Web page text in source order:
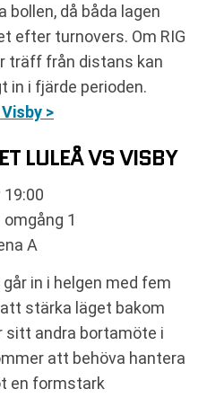
då båda lagen
efter turnovers. Om RIG
träff från distans kan
in i fjärde perioden.
>
LULEÅ VS VISBY
1
A
in i helgen med fem
stärka läget bakom
sitt andra bortamöte i
att behöva hantera
en formstark